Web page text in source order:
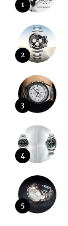
1
2
3
4
5